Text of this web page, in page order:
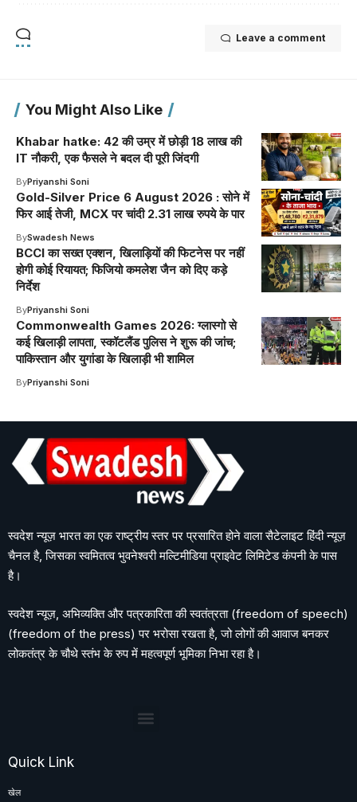
Leave a comment
You Might Also Like
Khabar hatke: 42 की उम्र में छोड़ी 18 लाख की
IT नौकरी, एक फैसले ने बदल दी पूरी जिंदगी
ByPriyanshi Soni
Gold-Silver Price 6 August 2026 : सोने में
फिर आई तेजी, MCX पर चांदी 2.31 लाख रुपये के पार
BySwadesh News
BCCI का सख्त एक्शन, खिलाड़ियों की फिटनेस पर नहीं
होगी कोई रियायत; फिजियो कमलेश जैन को दिए कड़े
निर्देश
ByPriyanshi Soni
Commonwealth Games 2026: ग्लास्गो से
कई खिलाड़ी लापता, स्कॉटलैंड पुलिस ने शुरू की जांच;
पाकिस्तान और युगांडा के खिलाड़ी भी शामिल
ByPriyanshi Soni
स्वदेश न्यूज़ भारत का एक राष्ट्रीय स्तर पर प्रसारित होने वाला सैटेलाइट हिंदी न्यूज़
चैनल है, जिसका स्वमितत्व भुवनेश्वरी मल्टिमीडिया प्राइवेट लिमिटेड कंपनी के पास
है।
स्वदेश न्यूज़, अभिव्यक्ति और पत्रकारिता की स्वतंत्रता (freedom of speech)
(freedom of the press) पर भरोसा रखता है, जो लोगों की आवाज बनकर
लोकतंत्र के चौथे स्तंभ के रुप में महत्वपूर्ण भूमिका निभा रहा है।
Quick Link
खेल